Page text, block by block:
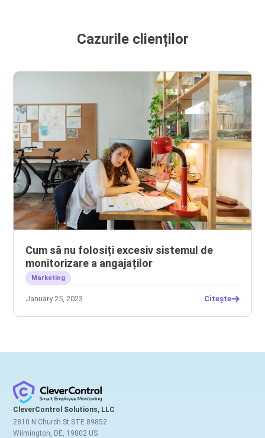
Cazurile clienților
Cum să nu folosiți excesiv sistemul de
monitorizare a angajaților
Marketing
January 25, 2023 Citește
CleverControl Solutions, LLC
2810 N Church St STE 89852
Wilmington, DE, 19802 US